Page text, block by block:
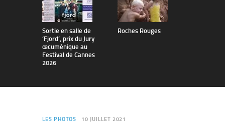
Sortie en salle de
’Fjord’, prix du Jury
œcuménique au
Festival de Cannes
2026
Roches Rouges
LES PHOTOS 10 JUILLET 2021